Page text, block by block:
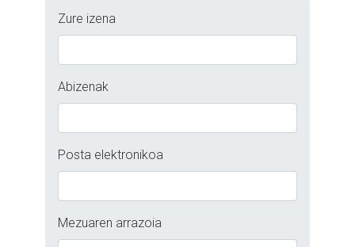
Zure izena
Abizenak
Posta elektronikoa
Mezuaren arrazoia